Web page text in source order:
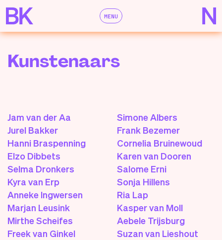
MENU
Kunstenaars
Jam van der Aa
Simone Albers
Jurel Bakker
Frank Bezemer
Hanni Braspenning
Cornelia Bruinewoud
Elzo Dibbets
Karen van Dooren
Selma Dronkers
Salome Erni
Kyra van Erp
Sonja Hillens
Anneke Ingwersen
Ria Lap
Marjan Leusink
Kasper van Moll
Mirthe Scheifes
Aebele Trijsburg
Freek van Ginkel
Suzan van Lieshout